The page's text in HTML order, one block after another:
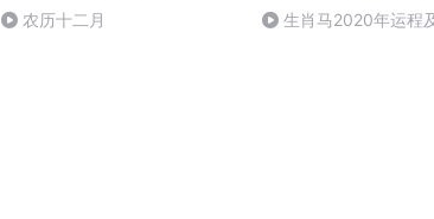
农历十二月
生肖马2020年运程